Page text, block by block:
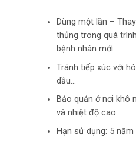
Dùng một lần –
thủng trong quá
bệnh nhân mới.
Tránh tiếp xúc với
dầu…
Bảo quản ở nơi khô
và nhiệt độ cao.
Hạn sử dụng: 5